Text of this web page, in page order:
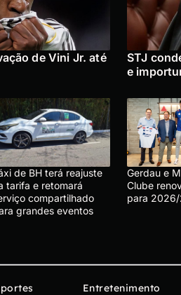
de Vini Jr. até
STJ
e
de BH terá reajuste
tarifa e retomará
compartilhado
grandes eventos
Gerdau e
Clube
para
Entretenimento